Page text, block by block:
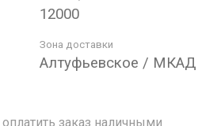
12000
Зона доставки
Алтуфьевское / МКАД
заказ наличными